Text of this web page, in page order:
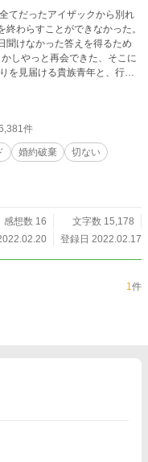
わらすことができなかった。
けなかった答えを得るため
やっと再会できた、そこに
イトにも重
件
婚約破棄
切ない
感想数 16
文字数 15,178
登録日 2022.02.17
1件